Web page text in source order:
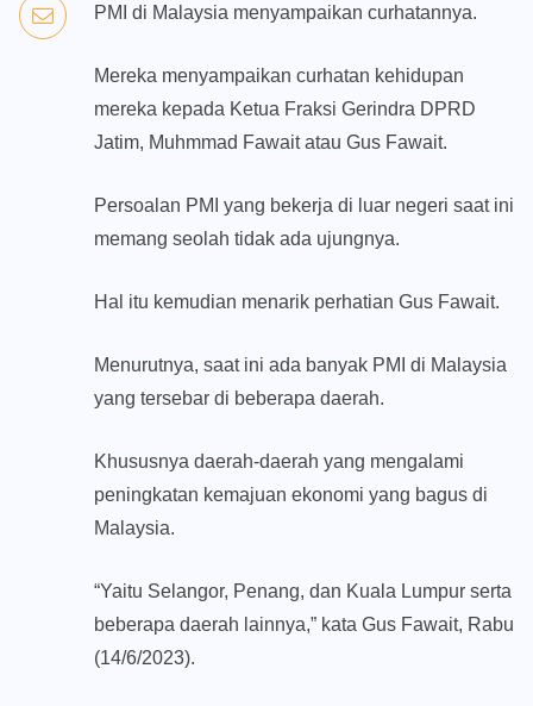
PMI di Malaysia menyampaikan curhatannya.
Mereka menyampaikan curhatan kehidupan
mereka kepada Ketua Fraksi Gerindra DPRD
Jatim, Muhmmad Fawait atau Gus Fawait.
Persoalan PMI yang bekerja di luar negeri saat ini
memang seolah tidak ada ujungnya.
Hal itu kemudian menarik perhatian Gus Fawait.
Menurutnya, saat ini ada banyak PMI di Malaysia
yang tersebar di beberapa daerah.
Khususnya daerah-daerah yang mengalami
peningkatan kemajuan ekonomi yang bagus di
Malaysia.
“Yaitu Selangor, Penang, dan Kuala Lumpur serta
beberapa daerah lainnya,” kata Gus Fawait, Rabu
(14/6/2023).